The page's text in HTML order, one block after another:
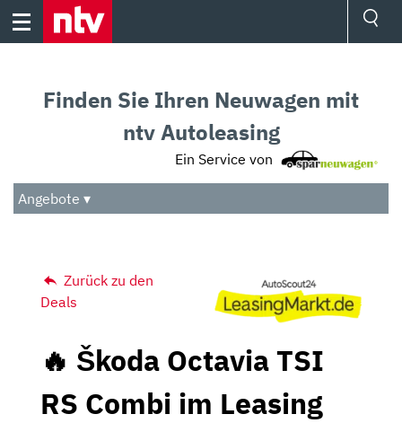
Skip
Audio
Das Beste
Finden Sie Ihren Neuwagen mit
ntv Autoleasing
Ein Service von
Angebote ▾
Zurück zu den
Deals
🔥 Škoda Octavia TSI
RS Combi im Leasing